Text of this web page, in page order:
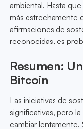
ambiental. Hasta
más estrechamente
afirmaciones de
reconocidas, es
Resumen:
Bitcoin
Las iniciativas de
significativas, pero
cambiar lentamente.